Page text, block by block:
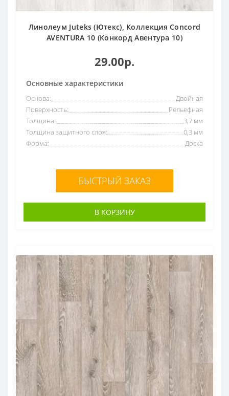
Линолеум Juteks (Ютекс), Коллекция Concord
AVENTURA 10 (Конкорд Авентура 10)
29.00р.
Основные характеристики
Основа:
Двойная
Поверхность:
Рельефная
Толщина:
3,7 мм
Толщина защитного слоя:
0,3 мм
Форма:
Доска
БЫСТРЫЙ ЗАКАЗ
В КОРЗИНУ